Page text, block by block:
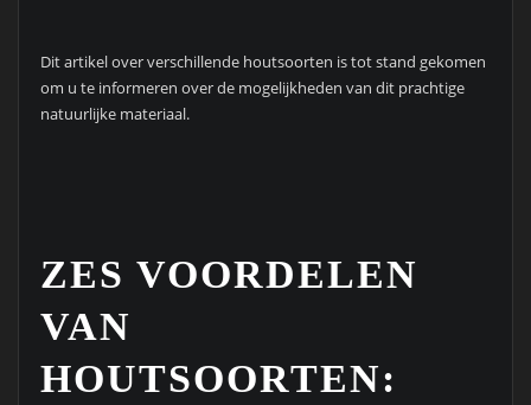
Dit artikel over verschillende houtsoorten is tot stand gekomen
om u te informeren over de mogelijkheden van dit prachtige
natuurlijke materiaal.
ZES VOORDELEN
VAN
HOUTSOORTEN: